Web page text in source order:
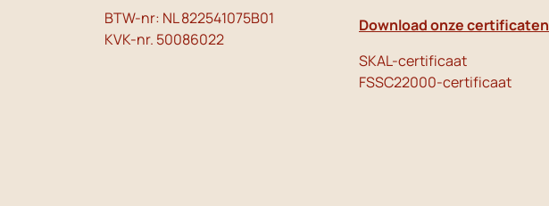
BTW-nr: NL 822541075B01
KVK-nr. 50086022
Download onze
SKAL-certificaat
FSSC22000-certificaat